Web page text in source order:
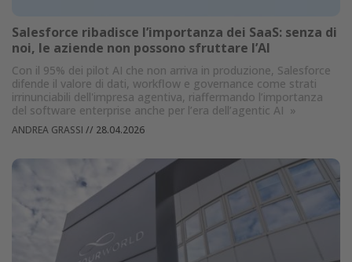
Salesforce ribadisce l’importanza dei SaaS: senza di
noi, le aziende non possono sfruttare l’AI
Con il 95% dei pilot AI che non arriva in produzione, Salesforce
difende il valore di dati, workflow e governance come strati
irrinunciabili dell'impresa agentiva, riaffermando l’importanza
del software enterprise anche per l’era dell’agentic AI »
ANDREA GRASSI // 28.04.2026